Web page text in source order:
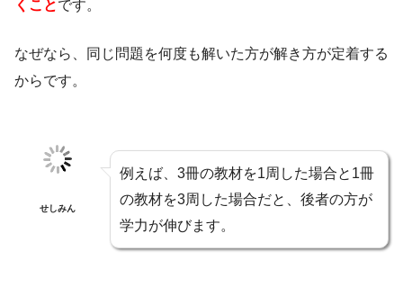
くことです。
なぜなら、同じ問題を何度も解いた方が解き方が定着する
からです。
せしみん
例えば、3冊の教材を1周した場合と1冊
の教材を3周した場合だと、後者の方が
学力が伸びます。